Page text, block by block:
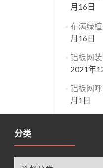
月16日
布满绿
月16日
铝板网
2021年
铝板网
月1日
分类